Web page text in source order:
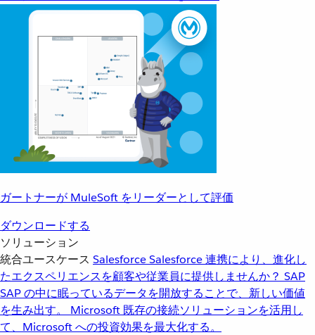
ガートナーが MuleSoft をリーダーとして評価
ダウンロードする
ソリューション
統合ユースケース SalesforceSalesforce 連携により、進化し
たエクスペリエンスを顧客や従業員に提供しませんか？ SAP
SAP の中に眠っているデータを開放することで、新しい価値
を生み出す。
Microsoft 既存の接続ソリューションを活用し
て、Microsoft への投資効果を最大化する。